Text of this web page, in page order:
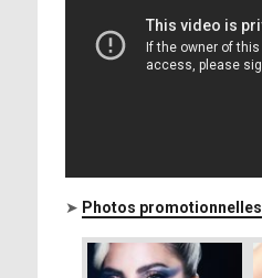
➤ Photos promotionnelles